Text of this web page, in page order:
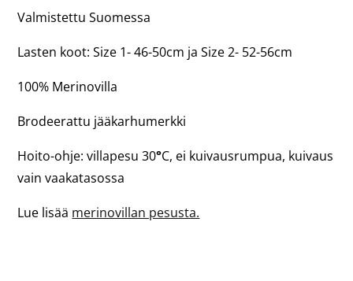
Valmistettu Suomessa
Lasten koot: Size 1- 46-50cm ja Size 2- 52-56cm
100% Merinovilla
Brodeerattu jääkarhumerkki
Hoito-ohje: villapesu 30°C, ei kuivausrumpua, kuivaus
vain vaakatasossa
Lue lisää merinovillan pesusta.